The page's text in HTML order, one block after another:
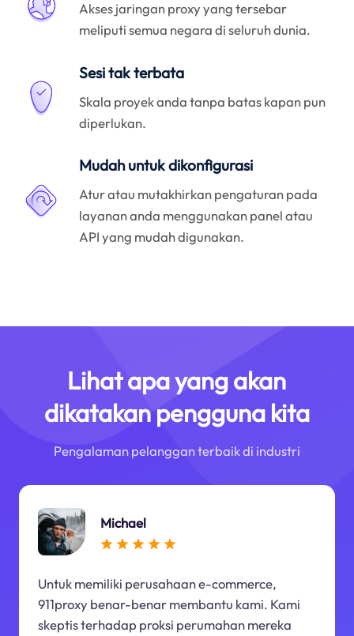
Akses jaringan proxy yang tersebar
meliputi semua negara di seluruh dunia.
Sesi tak terbata
Skala proyek anda tanpa batas kapan pun
diperlukan.
Mudah untuk dikonfigurasi
Atur atau mutakhirkan pengaturan pada
layanan anda menggunakan panel atau
API yang mudah digunakan.
Lihat apa yang akan
dikatakan pengguna kita
Pengalaman pelanggan terbaik di industri
Michael
Untuk memiliki perusahaan e-commerce,
911proxy benar-benar membantu kami. Kami
skeptis terhadap proksi perumahan mereka